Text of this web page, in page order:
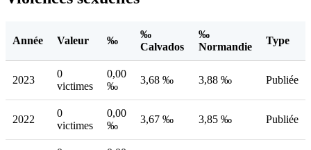
Année Valeur ‰
‰
Calvados
‰
Normandie
Type
2023
0
victimes
0,00
‰
3,68 ‰ 3,88 ‰ Publiée
2022
0
victimes
0,00
‰
3,67 ‰ 3,85 ‰ Publiée